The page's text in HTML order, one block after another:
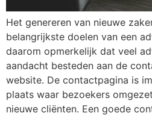
Het genereren van nieuwe
belangrijkste doelen van een
daarom opmerkelijk dat veel
aandacht besteden aan de
website. De contactpagina is
plaats waar bezoekers
nieuwe cliënten. Een goede